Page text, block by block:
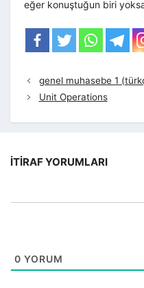
eğer konuştuğun biri
genel muhasebe 1
Unit Operations
İTIRAF YORUMLARI
0 YORUM